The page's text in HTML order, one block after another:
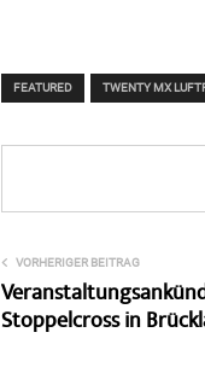
FEATURED TWENTY MX
VORHERIGER BEITRAG
Stoppelcross in